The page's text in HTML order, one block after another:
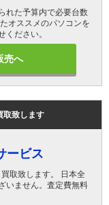
れた予算内で必要台数
オススメのパソコンを
ください。
売へ
取致します
ービス
取致します。 日本全
いません。査定費無料